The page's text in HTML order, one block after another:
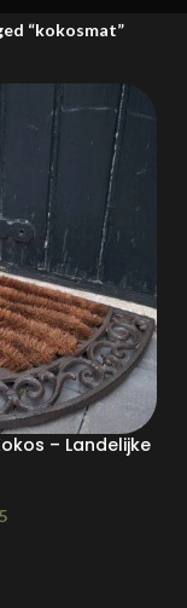
“kokosmat”
– Landelijke